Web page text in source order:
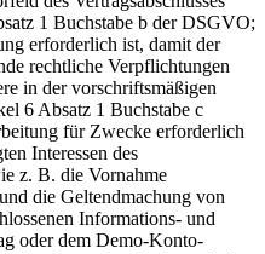
1 Buchstabe b der DSGVO;
erforderlich ist, damit der
rechtliche Verpflichtungen
in der vorschriftsmäßigen
6 Absatz 1 Buchstabe c
für Zwecke erforderlich
Interessen des
z. B. die Vornahme
die Geltendmachung von
Informations- und
oder dem Demo-Konto-